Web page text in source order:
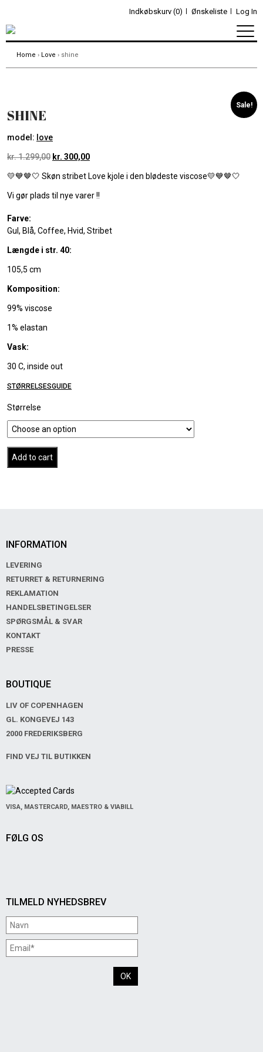
Indkøbskurv (0) Ønskeliste Log In
Home › Love › shine
Sale!
SHINE
model: love
kr.1.299,00 kr. 300,00
💛💙🤎🤍 Skøn stribet Love kjole i den blødeste viscose💛💙🤎🤍
Vi gør plads til nye varer !!
Farve:
Gul, Blå, Coffee, Hvid, Stribet
Længde i str. 40:
105,5 cm
Komposition:
99% viscose
1% elastan
Vask:
30 C, inside out
STØRRELSESGUIDE
Størrelse
Add to cart
INFORMATION
LEVERING
RETURRET & RETURNERING
REKLAMATION
HANDELSBETINGELSER
SPØRGSMÅL & SVAR
KONTAKT
PRESSE
BOUTIQUE
LIV OF COPENHAGEN
GL. KONGEVEJ 143
2000 FREDERIKSBERG
FIND VEJ TIL BUTIKKEN
TILMELD NYHEDSBREV
FØLG OS
VISA, MASTERCARD, MAESTRO & VIABILL